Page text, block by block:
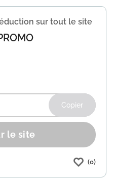
minimum. Utilisez
lors de votre
bénéficier de c... En
sur tout le site
Copier
le site
une réduction de (0)